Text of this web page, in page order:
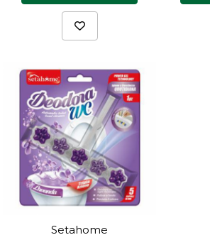
Setahome